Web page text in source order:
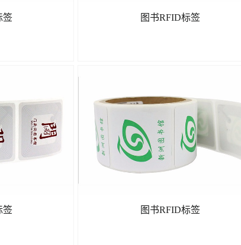
签 图书RFID标签
了解更多
签 图书RFID标签